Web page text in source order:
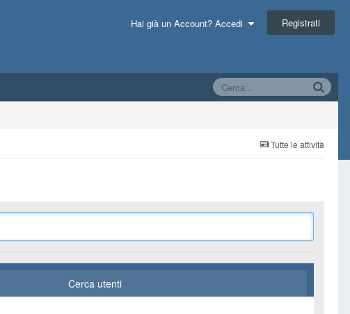
Hai già un Account? Accedi Registrati
Tutte le attività
Cerca utenti